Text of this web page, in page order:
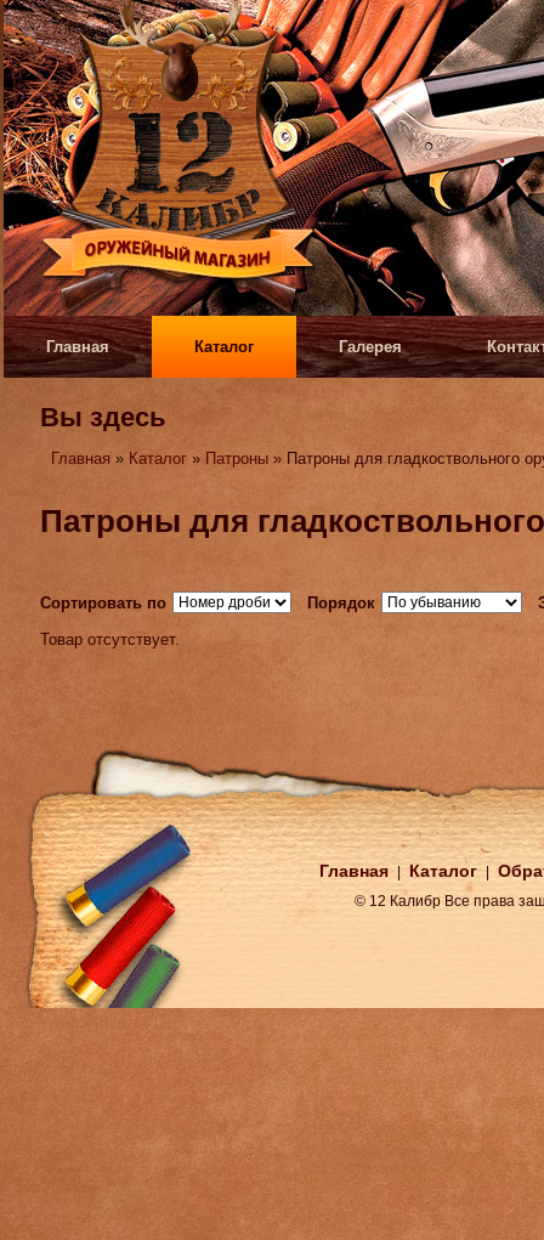
Главная Каталог Галерея
Вы здесь
Главная » Каталог » Патроны » Патроны для гладкоствольного
Патроны для
Сортировать по Порядок
Товар отсутствует.
Главная Каталог
© 12 Калибр Все права